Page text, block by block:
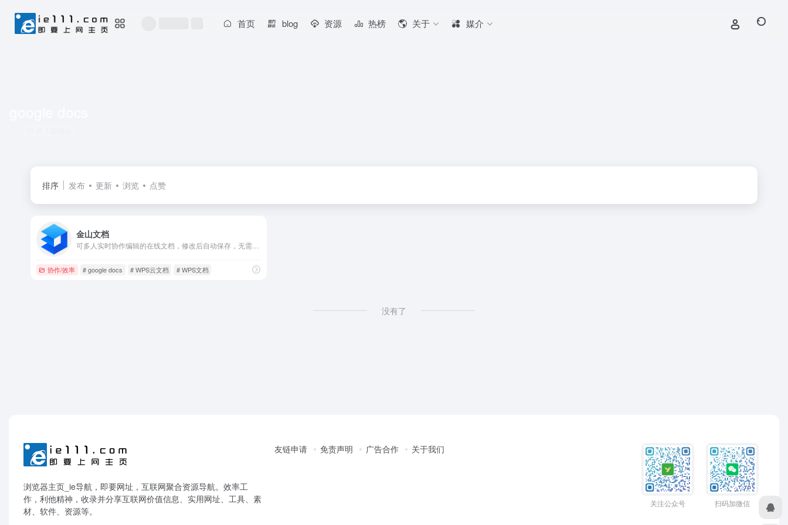
首页 blog 资源 热榜 关于 媒介
排序 发布 更新 浏览 点赞
金山文档
协作/效率 # google docs # WPS云文档 # WPS文档
没有了
浏览器主页_ie导航，即要网址，互联网聚合资源导航。效率工
作，利他精神，收录并分享互联网价值信息、实用网址、工具、素
材、软件、资源等。
友链申请 免责声明 广告合作 关于我们
关注公众号 扫码加微信